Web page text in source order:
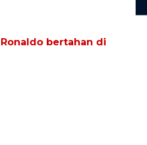
bertahan di